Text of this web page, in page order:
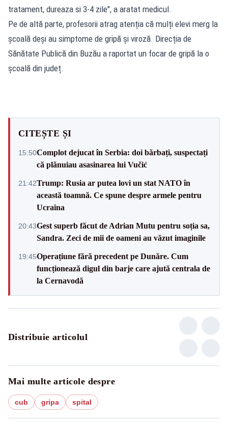
tratament, dureaza si 3-4 zile", a aratat medicul.
Pe de altă parte, profesorii atrag atenția că mulți elevi merg la
școală deși au simptome de gripă și viroză. Direcția de
Sănătate Publică din Buzău a raportat un focar de gripă la o
școală din județ.
CITEȘTE ȘI
15:50Complot dejucat în Serbia: doi bărbați, suspectați
că plănuiau asasinarea lui Vučić
21:42Trump: Rusia ar putea lovi un stat NATO în
această toamnă. Ce spune despre armele pentru
Ucraina
20:43Gest superb făcut de Adrian Mutu pentru soția sa,
Sandra. Zeci de mii de oameni au văzut imaginile
19:45Operațiune fără precedent pe Dunăre. Cum
funcționează digul din barje care ajută centrala de
la Cernavodă
Distribuie articolul
Mai multe articole despre
cub gripa spital